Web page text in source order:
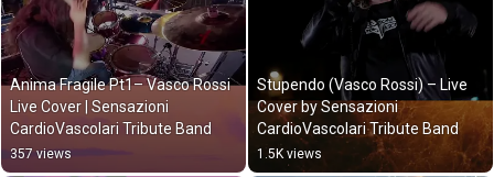
Anima Fragile Pt1– Vasco Rossi
Live Cover | Sensazioni
CardioVascolari Tribute Band
357 views
Stupendo (Vasco Rossi) – Live
Cover by Sensazioni
CardioVascolari Tribute Band
1.5K views